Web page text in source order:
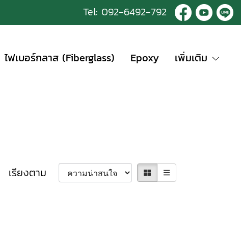
Tel: 092-6492-792
ไฟเบอร์กลาส (Fiberglass) Epoxy เพิ่มเติม
เรียงตาม